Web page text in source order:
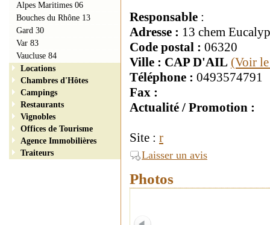
Responsable :
Adresse : 13 chem
Code postal : 06320
Ville : CAP D'AIL (Voir
Téléphone : 0493574791
Fax :
Actualité / Promotion :
Site : r
Laisser un avis
Photos
Alpes Maritimes 06
Bouches du Rhône 13
Gard 30
Var 83
Vaucluse 84
Locations
Chambres d'Hôtes
Campings
Restaurants
Vignobles
Offices de Tourisme
Agence Immobilières
Traiteurs